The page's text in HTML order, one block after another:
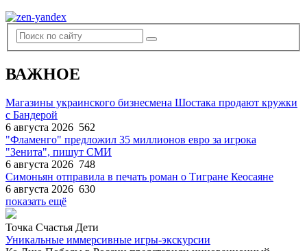
ВАЖНОЕ
Магазины украинского бизнесмена Шостака продают кружки
с Бандерой
6 августа 2026 562
"Фламенго" предложил 35 миллионов евро за игрока
"Зенита", пишут СМИ
6 августа 2026 748
Симоньян отправила в печать роман о Тигране Кеосаяне
6 августа 2026 630
показать ещё
Точка Счастья Дети
Уникальные иммерсивные игры-экскурсии